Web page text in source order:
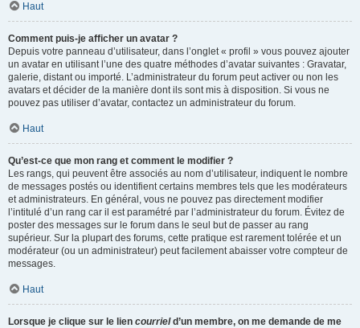
Haut
Comment puis-je afficher un avatar ?
Depuis votre panneau d’utilisateur, dans l’onglet « profil » vous pouvez ajouter
un avatar en utilisant l’une des quatre méthodes d’avatar suivantes : Gravatar,
galerie, distant ou importé. L’administrateur du forum peut activer ou non les
avatars et décider de la manière dont ils sont mis à disposition. Si vous ne
pouvez pas utiliser d’avatar, contactez un administrateur du forum.
Haut
Qu’est-ce que mon rang et comment le modifier ?
Les rangs, qui peuvent être associés au nom d’utilisateur, indiquent le nombre
de messages postés ou identifient certains membres tels que les modérateurs
et administrateurs. En général, vous ne pouvez pas directement modifier
l’intitulé d’un rang car il est paramétré par l’administrateur du forum. Évitez de
poster des messages sur le forum dans le seul but de passer au rang
supérieur. Sur la plupart des forums, cette pratique est rarement tolérée et un
modérateur (ou un administrateur) peut facilement abaisser votre compteur de
messages.
Haut
Lorsque je clique sur le lien courrield’un membre, on me demande de me